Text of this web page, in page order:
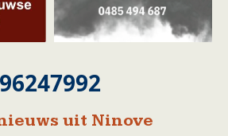
96247992
uit Ninove